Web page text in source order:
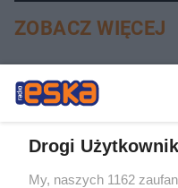
ZOBACZ WIĘCEJ
Drogi
My, naszych 1162